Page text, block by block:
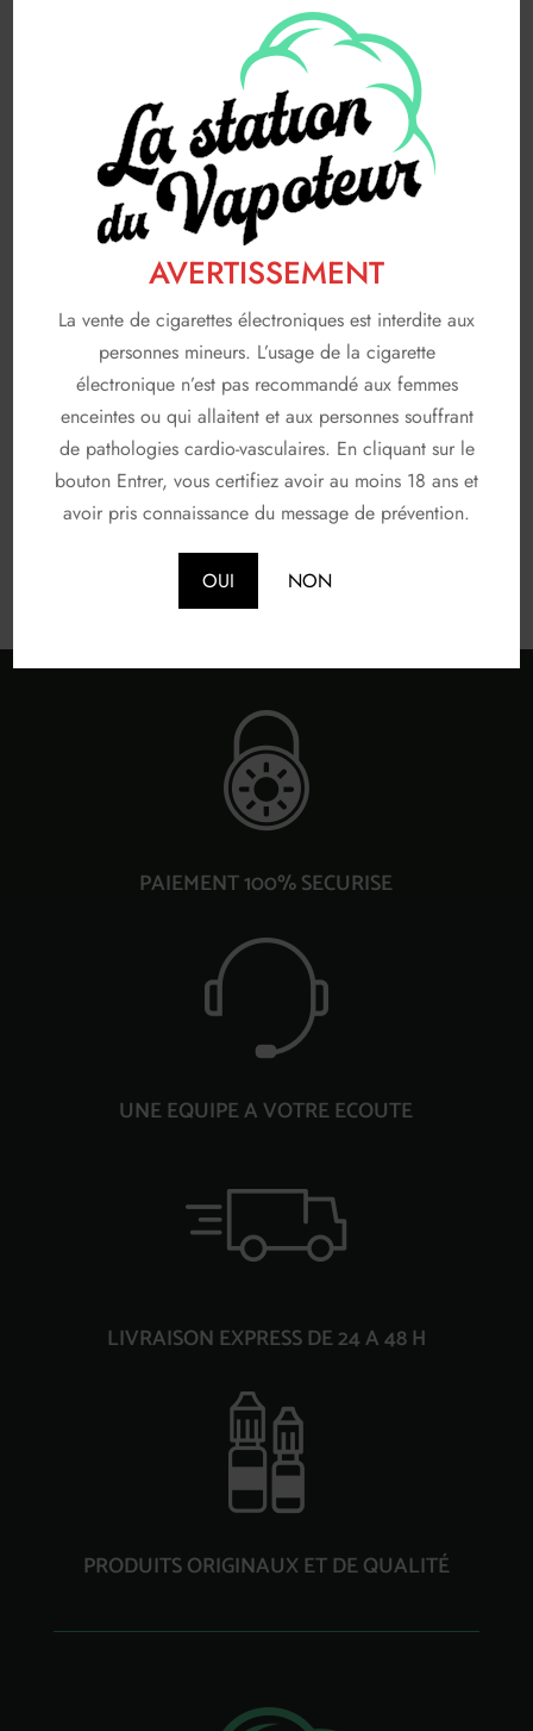
AVERTISSEMENT
La vente de cigarettes électroniques est interdite aux
personnes mineurs. L’usage de la cigarette
électronique n’est pas recommandé aux femmes
enceintes ou qui allaitent et aux personnes souffrant
de pathologies cardio-vasculaires. En cliquant sur le
bouton Entrer, vous certifiez avoir au moins 18 ans et
avoir pris connaissance du message de prévention.
OUI NON
Saveurs gourmandes 83
FABRICANTS 116
A & L 19
AVAP
FRUIZEE 18
LIQUIDEO 68
SOLANA
T JUICE 3
Non classé
En stock
PAIEMENT 100% SECURISE
UNE EQUIPE A VOTRE ECOUTE
LIVRAISON EXPRESS DE 24 A 48 H
PRODUITS ORIGINAUX ET DE QUALITÉ